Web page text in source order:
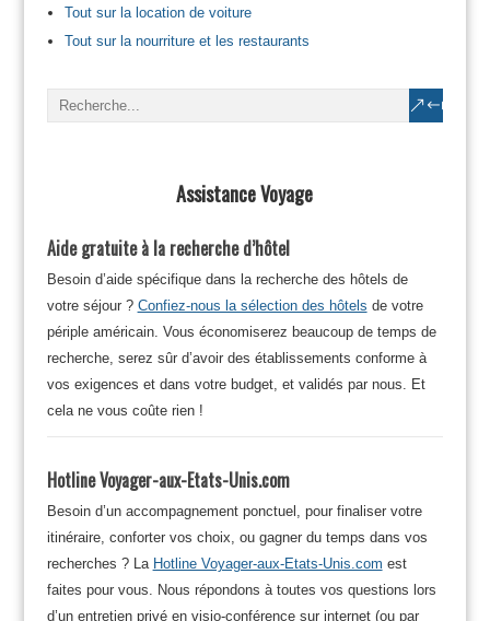
Tout sur la location de voiture
Tout sur la nourriture et les restaurants
Assistance Voyage
Aide gratuite à la recherche d’hôtel
Besoin d’aide spécifique dans la recherche des hôtels de
votre séjour ? Confiez-nous la sélection des hôtels de votre
périple américain. Vous économiserez beaucoup de temps de
recherche, serez sûr d’avoir des établissements conforme à
vos exigences et dans votre budget, et validés par nous. Et
cela ne vous coûte rien !
Hotline Voyager-aux-Etats-Unis.com
Besoin d’un accompagnement ponctuel, pour finaliser votre
itinéraire, conforter vos choix, ou gagner du temps dans vos
recherches ? La Hotline Voyager-aux-Etats-Unis.com est
faites pour vous. Nous répondons à toutes vos questions lors
d’un entretien privé en visio-conférence sur internet (ou par